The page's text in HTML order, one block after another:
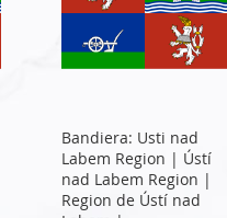
Bandiera: Usti nad
Labem Region | Ústí
nad Labem Region |
Region de Ústí nad